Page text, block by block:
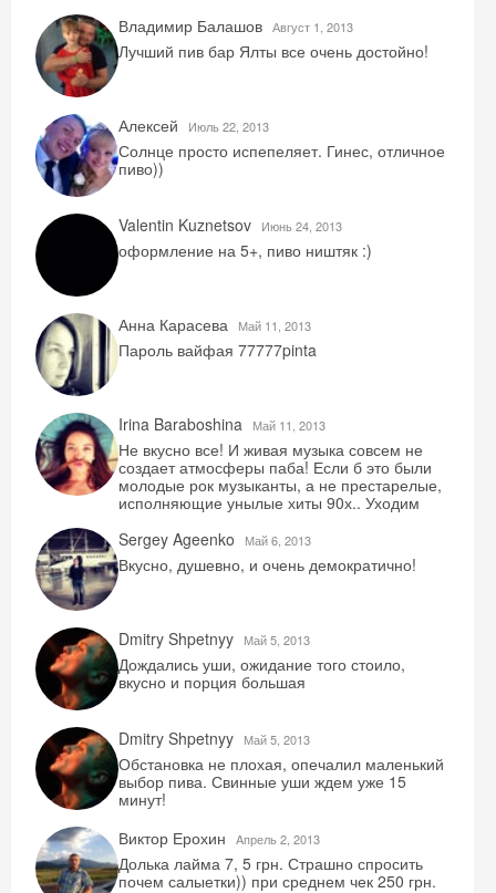
Владимир Балашов Август 1, 2013
Лучший пив бар Ялты все очень достойно!
Алексей Июль 22, 2013
Солнце просто испепеляет. Гинес, отличное
пиво))
Valentin Kuznetsov Июнь 24, 2013
оформление на 5+, пиво ништяк :)
Анна Карасева Май 11, 2013
Пароль вайфая 77777pinta
Irina Baraboshina Май 11, 2013
Не вкусно все! И живая музыка совсем не
создает атмосферы паба! Если б это были
молодые рок музыканты, а не престарелые,
исполняющие унылые хиты 90х.. Уходим
Sergey Ageenko
Май 6, 2013
Вкусно, душевно, и очень демократично!
Dmitry Shpetnyy Май 5, 2013
Дождались уши, ожидание того стоило,
вкусно и порция большая
Dmitry Shpetnyy Май 5, 2013
Обстановка не плохая, опечалил маленький
выбор пива. Свинные уши ждем уже 15
минут!
Виктор Ерохин
Aпрель 2, 2013
Долька лайма 7, 5 грн. Страшно спросить
почем салыетки)) при среднем чек 250 грн.
Скидка −5%
Хочешь дешевле? Оставь почту и получи
промокод на первое бронирование!